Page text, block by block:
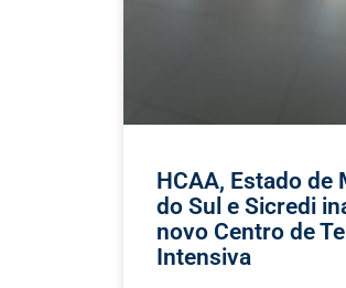
HCAA, Estado de
do Sul e Sicredi
novo Centro de
Intensiva